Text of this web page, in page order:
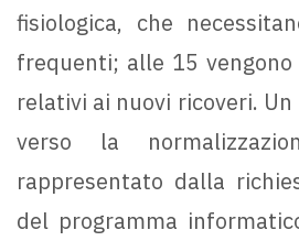
fisiologica, che
frequenti; alle 15
relativi ai nuovi ricoveri.
verso la
rappresentato dalla
del programma